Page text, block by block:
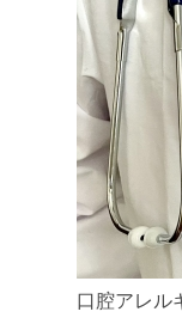
口腔アレル